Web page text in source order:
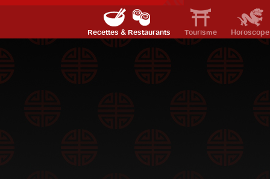
Recettes & Restaurants Tourisme Horoscope